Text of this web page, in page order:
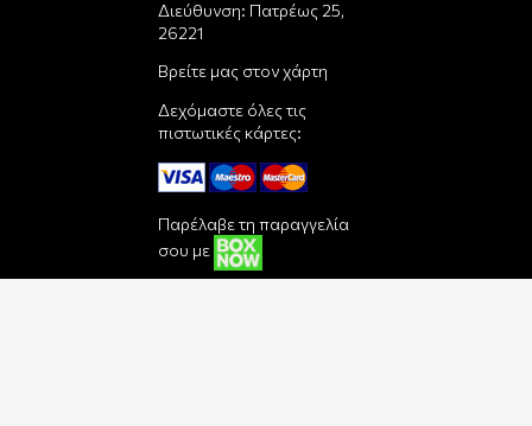
Διεύθυνση: Πατρέως 25,
26221
Βρείτε μας στον χάρτη
Δεχόμαστε όλες τις
πιστωτικές κάρτες:
Παρέλαβε τη παραγγελία
σου με